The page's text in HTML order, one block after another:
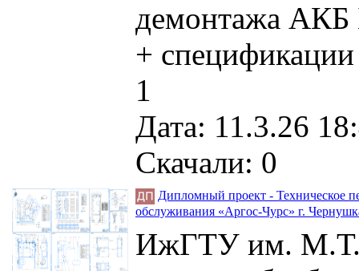
демонтажа АКБ
+
1
Дата: 11.3.26
Скачали: 0
Дипломный проект - Техническое
обслуживания «Аргос-Чурс» г.
ИжГТУ им.